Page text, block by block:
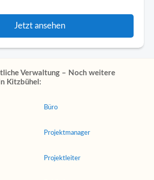
Jetzt ansehen
Verwaltung – Noch weitere
Kitzbühel:
Büro
Projektmanager
Projektleiter